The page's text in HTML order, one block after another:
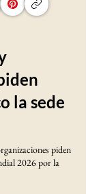
la sede
piden
2026 por la